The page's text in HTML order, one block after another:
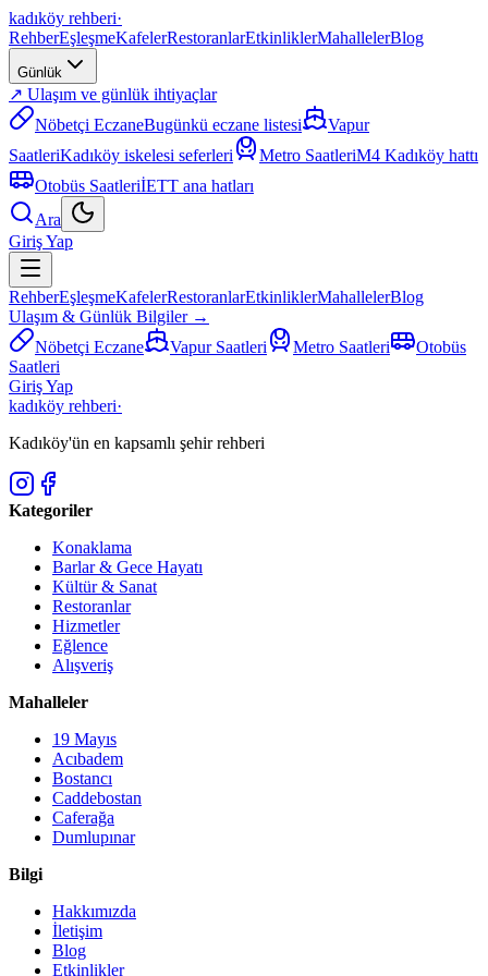
kadıköy rehberi·
RehberEşleşmeKafelerRestoranlarEtkinliklerMahallelerBlog
Günlük
↗ Ulaşım ve günlük ihtiyaçlar
Nöbetçi EczaneBugünkü eczane listesi
Vapur
SaatleriKadıköy iskelesi seferleri Metro SaatleriM4 Kadıköy hattı
Otobüs SaatleriİETT ana hatları
Ara
Giriş Yap
RehberEşleşmeKafelerRestoranlarEtkinliklerMahallelerBlog
Ulaşım & Günlük Bilgiler →
Nöbetçi Eczane
Vapur Saatleri Metro Saatleri
Otobüs
Saatleri
Giriş Yap
kadıköy rehberi·
Kadıköy'ün en kapsamlı şehir rehberi
Kategoriler
Konaklama
Barlar & Gece Hayatı
Kültür & Sanat
Restoranlar
Hizmetler
Eğlence
Alışveriş
Mahalleler
19 Mayıs
Acıbadem
Bostancı
Caddebostan
Caferağa
Dumlupınar
Bilgi
Hakkımızda
İletişim
Blog
Etkinlikler